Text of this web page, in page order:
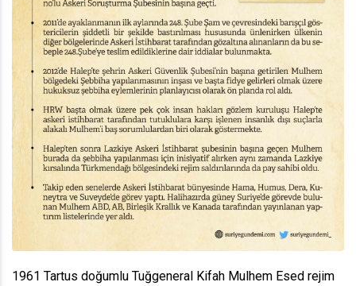
1961 Tartus doğumlu Tuğgeneral Kifah Mulhem Esed rejim